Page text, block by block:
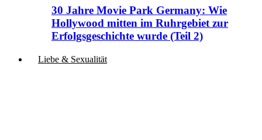
30 Jahre Movie Park Germany: Wie
Hollywood mitten im Ruhrgebiet zur
Erfolgsgeschichte wurde (Teil 2)
Liebe & Sexualität